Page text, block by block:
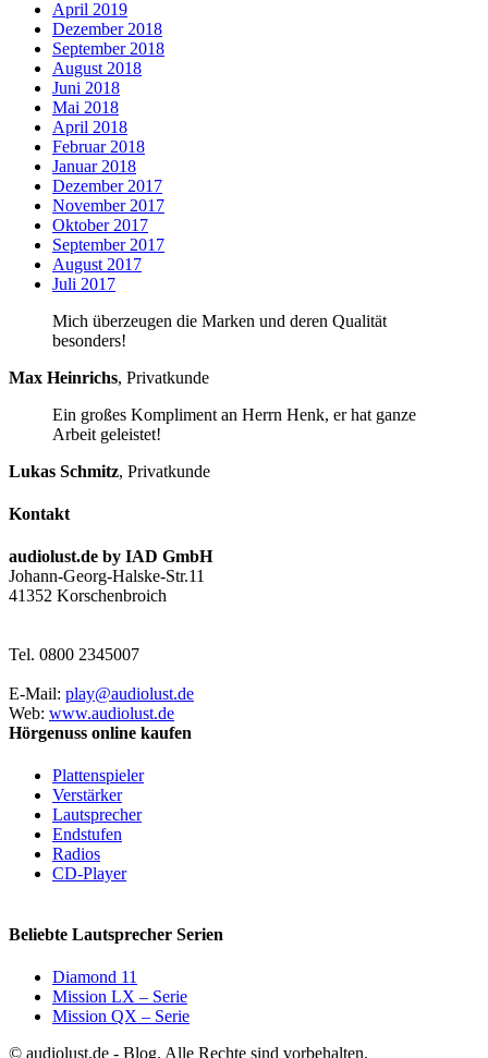
April 2019
Dezember 2018
September 2018
August 2018
Juni 2018
Mai 2018
April 2018
Februar 2018
Januar 2018
Dezember 2017
November 2017
Oktober 2017
September 2017
August 2017
Juli 2017
Mich überzeugen die Marken und deren Qualität
besonders!
Max Heinrichs, Privatkunde
Ein großes Kompliment an Herrn Henk, er hat ganze
Arbeit geleistet!
Lukas Schmitz, Privatkunde
Kontakt
audiolust.de by IAD GmbH
Johann-Georg-Halske-Str.11
41352 Korschenbroich
Tel. 0800 2345007
E-Mail: play@audiolust.de
Web: www.audiolust.de
Hörgenuss online kaufen
Plattenspieler
Verstärker
Lautsprecher
Endstufen
Radios
CD-Player
Beliebte Lautsprecher Serien
Diamond 11
Mission LX – Serie
Mission QX – Serie
© audiolust.de - Blog. Alle Rechte sind vorbehalten.